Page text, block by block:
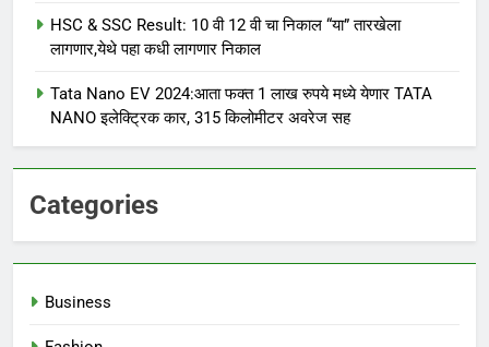
HSC & SSC Result: 10 वी 12 वी चा निकाल “या” तारखेला
लागणार,येथे पहा कधी लागणार निकाल
Tata Nano EV 2024:आता फक्त 1 लाख रुपये मध्ये येणार TATA
NANO इलेक्ट्रिक कार, 315 किलोमीटर अवरेज सह
Categories
Business